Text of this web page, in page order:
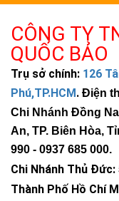
CÔNG TY
QUỐC BẢO
Trụ sở chính: 126
Phú,TP.HCM . Điện
Chi Nhánh Đồng
An, TP. Biên Hòa,
990 - 0937 685 000.
Chi Nhánh Thủ Đức:
Thành Phố Hồ Chí